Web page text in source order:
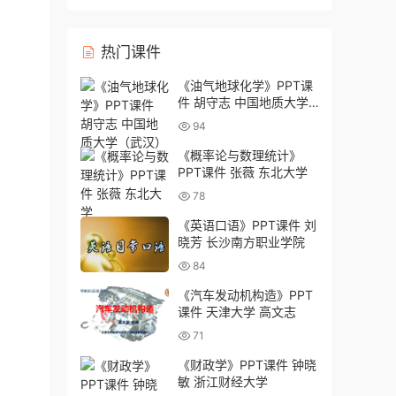
热门课件
《油气地球化学》PPT课
件 胡守志 中国地质大学
（武汉）
94
《概率论与数理统计》
PPT课件 张薇 东北大学
78
《英语口语》PPT课件 刘
晓芳 长沙南方职业学院
84
《汽车发动机构造》PPT
课件 天津大学 高文志
71
《财政学》PPT课件 钟晓
敏 浙江财经大学